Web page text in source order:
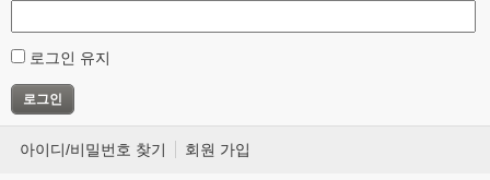
로그인 유지
아이디/비밀번호 찾기 회원 가입